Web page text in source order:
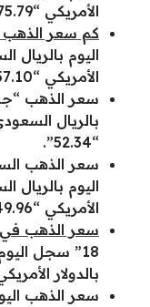
الأمريكي “1,775.79 “.
كم سعر الذهب
الأمريكي “57.10”.
“52.34”.
الأمريكي “49.96”.
سعر الذهب في
بالدولار الأمريكي